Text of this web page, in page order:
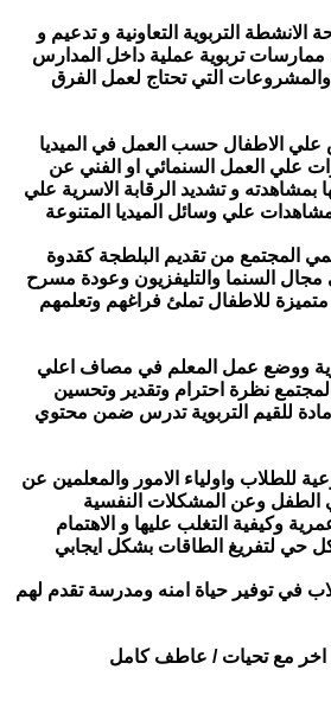
الانشطة التربوية التعاونية و تدعيم و
تربوية عملية داخل المدارس
والمشروعات التي تحتاج لعمل الفرق
علي الاطفال حسب العمل في الميديا
علي العمل السنمائي او الفني عن
بمشاهدته و تشديد الرقابة الاسرية علي
علي وسائل الميديا المتنوعة
المجتمع من تقديم البلطجة كقدوة
السنما والتليفزيون وعودة مسرح
متميزة للاطفال تملئ فراغهم وتعلمهم
ووضع عمل المعلم في مصاف اعلي
المجتمع نظرة احترام وتقدير وتحسين
مادة للقيم التربوية تدرس ضمن محتوي
للطلاب واولياء الامور والمعلمين عن
الطفل وعن المشكلات النفسية
وكيفية التغلب عليها و الاهتمام
حي لتفريغ الطاقات بشكل ايجابي
في توفير حياة امنه ومدرسة تقدم لهم
اخر مع تحيات / عاطف كامل